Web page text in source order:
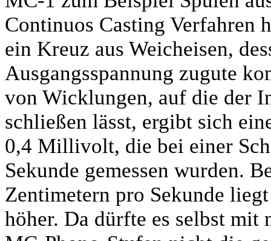
Continuos Casting Verfahren
ein Kreuz aus Weicheisen,
Ausgangsspannung zugute
von Wicklungen, auf die der
schließen lässt, ergibt sich
0,4 Millivolt, die bei einer
Sekunde gemessen wurden.
Zentimetern pro Sekunde
höher. Da dürfte es selbst mit